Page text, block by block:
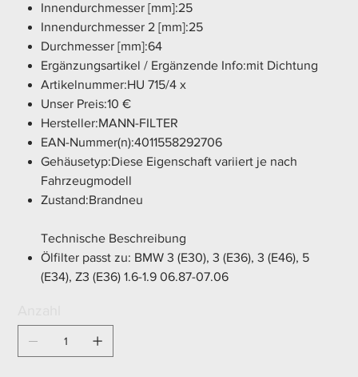
Innendurchmesser [mm]:25
Innendurchmesser 2 [mm]:25
Durchmesser [mm]:64
Ergänzungsartikel / Ergänzende Info:mit Dichtung
Artikelnummer:HU 715/4 x
Unser Preis:10 €
Hersteller:MANN-FILTER
EAN-Nummer(n):4011558292706
Gehäusetyp:Diese Eigenschaft variiert je nach
Fahrzeugmodell
Zustand:Brandneu
Technische Beschreibung
Ölfilter passt zu: BMW 3 (E30), 3 (E36), 3 (E46), 5
(E34), Z3 (E36) 1.6-1.9 06.87-07.06